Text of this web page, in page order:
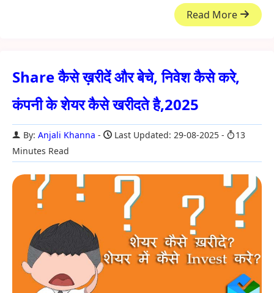
Read More
Share कैसे ख़रीदें और बेचे, निवेश कैसे करे,
कंपनी के शेयर कैसे खरीदते है,2025
By: Anjali Khanna Last Updated: 29-08-2025
13
Minutes Read